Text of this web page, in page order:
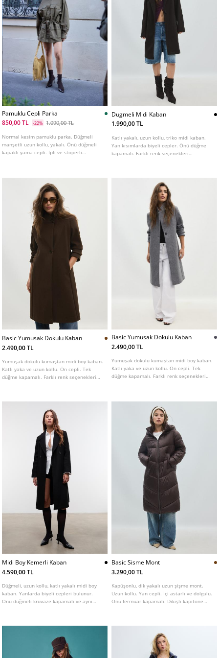
Pamuklu Cepli Parka
850,00 TL
-22% 1.090,00 TL
Normal kesim pamuklu parka. Düğmeli
manşetli uzun kollu, yakalı. Önü düğmeli
kapaklı yama cepli. İpli ve stoperli
Dugmeli Midi Kaban
1.990,00 TL
Katlı yakalı, uzun kollu, triko midi kaban.
Yan kısımlarda biyeli cepler. Önü düğme
kapamalı. Farklı renk seçenekleri
Basic Yumusak Dokulu Kaban
2.490,00 TL
Yumuşak dokulu kumaştan midi boy kaban.
Katlı yaka ve uzun kollu. Ön cepli. Tek
düğme kapamalı. Farklı renk seçenekleri
Basic Yumusak Dokulu Kaban
2.490,00 TL
Yumuşak dokulu kumaştan midi boy kaban.
Katlı yaka ve uzun kollu. Ön cepli. Tek
düğme kapamalı. Farklı renk seçenekleri
Midi Boy Kemerli Kaban
4.590,00 TL
Düğmeli, uzun kollu, katlı yakalı midi boy
kaban. Yanlarda biyeli cepleri bulunur.
Önü düğmeli kruvaze kapamalı ve aynı
Basic Sisme Mont
3.290,00 TL
Kapüşonlu, dik yakalı uzun şişme mont.
Uzun kollu. Yan cepli. İçi astarlı ve dolgulu.
Önü fermuar kapamalı. Dikişli kapitone